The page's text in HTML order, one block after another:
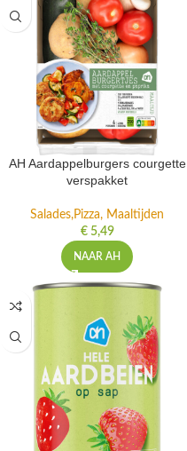
AH Aardappelburgers courgette
verspakket
Salades,Pizza, Maaltijden
€5,49
NAAR AH